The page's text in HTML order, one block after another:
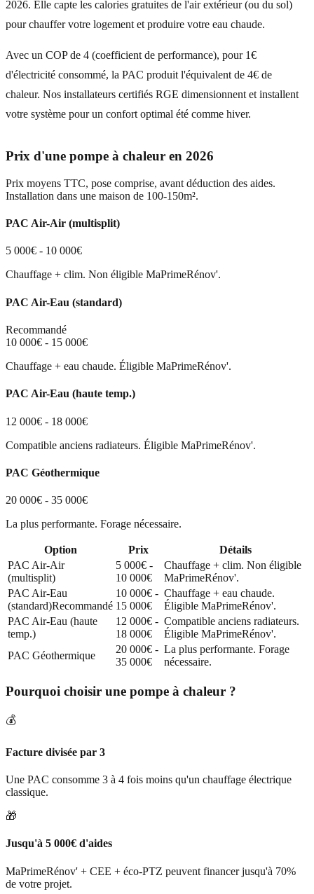
2026. Elle capte les calories gratuites de l'air extérieur (ou du sol)
pour chauffer votre logement et produire votre eau chaude.
Avec un COP de 4 (coefficient de performance), pour 1€
d'électricité consommé, la PAC produit l'équivalent de 4€ de
chaleur. Nos installateurs certifiés RGE dimensionnent et installent
votre système pour un confort optimal été comme hiver.
Prix d'une pompe à chaleur en 2026
Prix moyens TTC, pose comprise, avant déduction des aides.
Installation dans une maison de 100-150m².
PAC Air-Air (multisplit)
5 000€ - 10 000€
Chauffage + clim. Non éligible MaPrimeRénov'.
PAC Air-Eau (standard)
Recommandé
10 000€ - 15 000€
Chauffage + eau chaude. Éligible MaPrimeRénov'.
PAC Air-Eau (haute temp.)
12 000€ - 18 000€
Compatible anciens radiateurs. Éligible MaPrimeRénov'.
PAC Géothermique
20 000€ - 35 000€
La plus performante. Forage nécessaire.
Option Prix
Détails
PAC Air-Air
(multisplit)
5 000€ -
10 000€
Chauffage + clim. Non éligible
MaPrimeRénov'.
PAC Air-Eau
(standard)Recommandé
10 000€ -
15 000€
Chauffage + eau chaude.
Éligible MaPrimeRénov'.
PAC Air-Eau (haute
temp.)
12 000€ -
18 000€
Compatible anciens radiateurs.
Éligible MaPrimeRénov'.
PAC Géothermique
20 000€ -
35 000€
La plus performante. Forage
nécessaire.
Pourquoi choisir une pompe à chaleur ?
💰
Facture divisée par 3
Une PAC consomme 3 à 4 fois moins qu'un chauffage électrique
classique.
🎁
Jusqu'à 5 000€ d'aides
MaPrimeRénov' + CEE + éco-PTZ peuvent financer jusqu'à 70%
de votre projet.